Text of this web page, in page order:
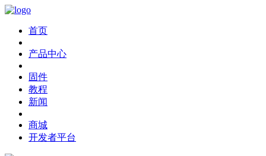
首页
产品中心
固件
教程
新闻
商城
开发者平台